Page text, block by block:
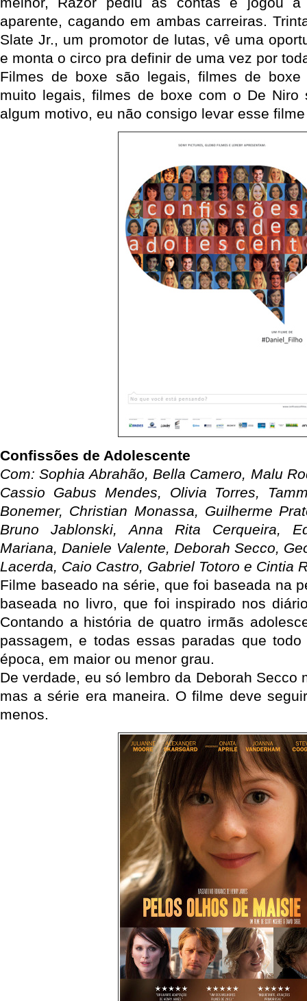
aparente, cagando em ambas carreiras.
Slate Jr., um promotor de lutas, vê uma
e monta o circo pra definir de uma vez por
Filmes de boxe são legais, filmes de
muito legais, filmes de boxe com o De Niro
algum motivo, eu não consigo levar esse
Confissões de Adolescente
Com: Sophia Abrahão, Bella Camero, Malu
Cassio Gabus Mendes, Olivia Torres,
Bonemer, Christian Monassa, Guilherme
Bruno Jablonski, Anna Rita Cerqueira,
Mariana, Daniele Valente, Deborah Secco,
Lacerda, Caio Castro, Gabriel Totoro e Cintia
Filme baseado na série, que foi baseada na
baseada no livro, que foi inspirado nos
Contando a história de quatro irmãs
passagem, e todas essas paradas que
época, em maior ou menor grau.
De verdade, eu só lembro da Deborah Secco
mas a série era maneira. O filme deve
menos.